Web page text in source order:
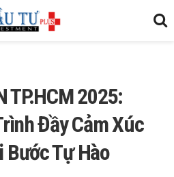
TP.HCM 2025:
Đầy Cảm Xúc
Bước Tự Hào